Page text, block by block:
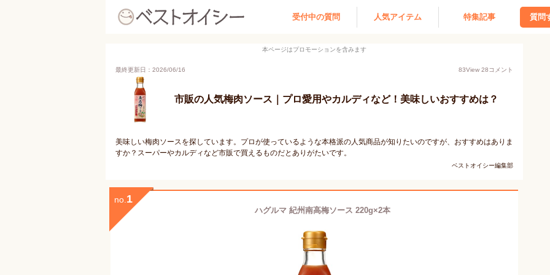
受付中の質問 人気アイテム 特集記事 質問
本ページはプロモーションを含みます
最終更新日：2026/06/16 83View 28コメント
市販の人気梅肉ソース｜プロ愛用やカルディなど！美味しいおすすめは？
美味しい梅肉ソースを探しています。プロが使っているような本格派の人気商品が知りたいのですが、おすすめはありま
すか？スーパーやカルディなど市販で買えるものだとありがたいです。
ベストオイシー編集部
no. 1
ハグルマ 紀州南高梅ソース 220g×2本